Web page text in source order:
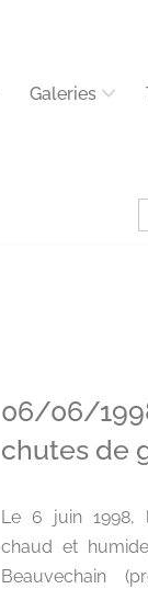
Galeries
06/06/
chutes de
Le 6 juin 1998,
chaud et
Beauvechain